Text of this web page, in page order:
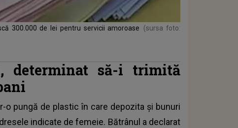
300.000 de lei pentru servicii amoroase
(sursa foto:
determinat să-i trimită
o pungă de plastic în care depozita și bunuri
indicate de femeie. Bătrânul a declarat